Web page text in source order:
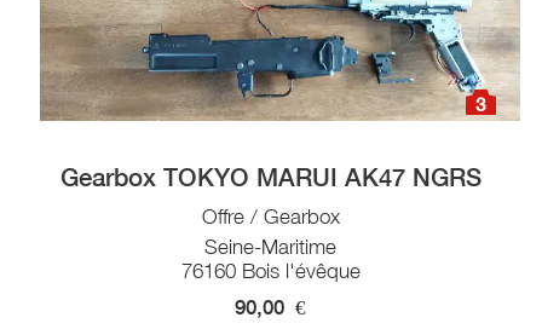
3
Gearbox TOKYO MARUI AK47 NGRS
Offre / Gearbox
Seine-Maritime
76160 Bois l'évêque
90,00 €